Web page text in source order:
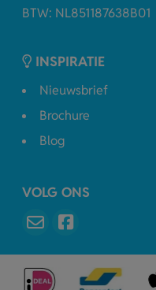
BTW: NL851187638B01
INSPIRATIE
Nieuwsbrief
Brochure
Blog
VOLG ONS